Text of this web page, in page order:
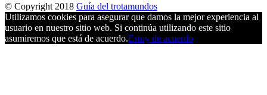
© Copyright 2018 Guía del trotamundos
Utilizamos cookies para asegurar que damos la mejor experiencia al
usuario en nuestro sitio web. Si continúa utilizando este sitio
asumiremos que está de acuerdo.Estoy de acuerdo